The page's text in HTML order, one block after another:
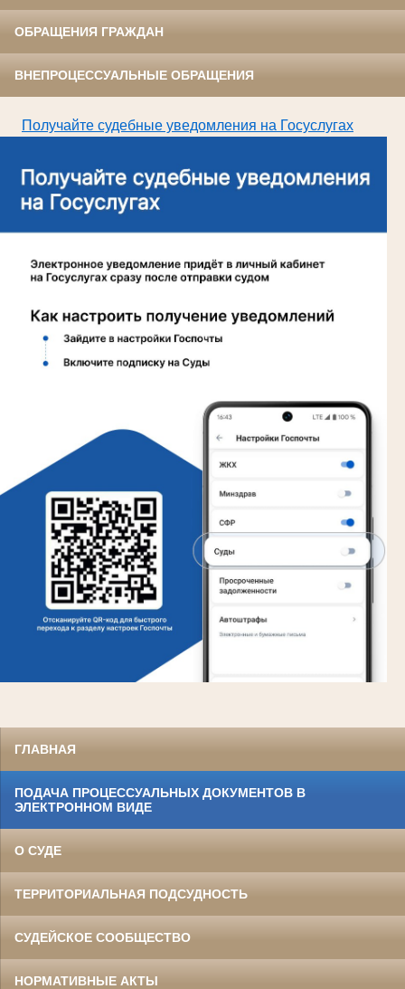
ОБРАЩЕНИЯ ГРАЖДАН
ВНЕПРОЦЕССУАЛЬНЫЕ ОБРАЩЕНИЯ
Получайте судебные уведомления на Госуслугах
ГЛАВНАЯ
ПОДАЧА ПРОЦЕССУАЛЬНЫХ ДОКУМЕНТОВ В
ЭЛЕКТРОННОМ ВИДЕ
О СУДЕ
ТЕРРИТОРИАЛЬНАЯ ПОДСУДНОСТЬ
СУДЕЙСКОЕ СООБЩЕСТВО
НОРМАТИВНЫЕ АКТЫ